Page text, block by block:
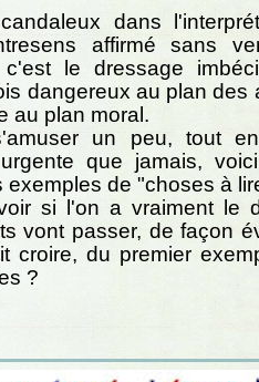
dans
affirmé sans
c'est le dressage
dangereux au plan des
au plan moral.
un peu, tout
que jamais,
exemples de "choses à
si l'on a vraiment le
vont passer, de façon
croire, du premier
?